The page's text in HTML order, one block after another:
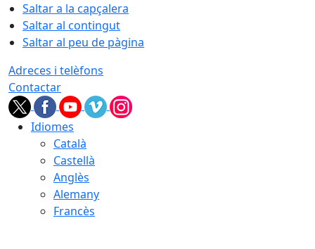
Saltar a la capçalera
Saltar al contingut
Saltar al peu de pàgina
Adreces i telèfons
Contactar
Idiomes
Català
Castellà
Anglès
Alemany
Francès